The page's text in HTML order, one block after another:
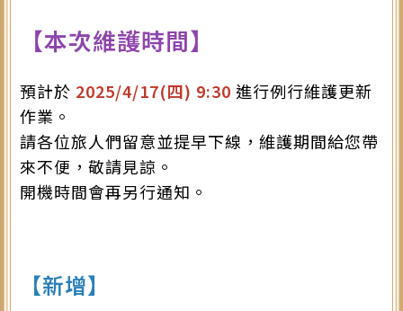
【本次維護時間】
預計於 2025/4/17(四) 9:30 進行例行維護更新
作業。
請各位旅人們留意並提早下線，維護期間給您帶
來不便，敬請見諒。
開機時間會再另行通知。
【新增】